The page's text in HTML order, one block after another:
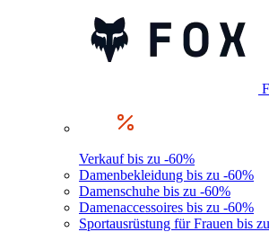
Verkauf bis zu -60%
Damenbekleidung bis zu -60%
Damenschuhe bis zu -60%
Damenaccessoires bis zu -60%
Sportausrüstung für Frauen bis